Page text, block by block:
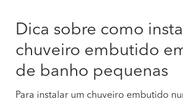
Dica sobre como
chuveiro embutido
de banho pequenas
Para instalar um chuveiro embutido